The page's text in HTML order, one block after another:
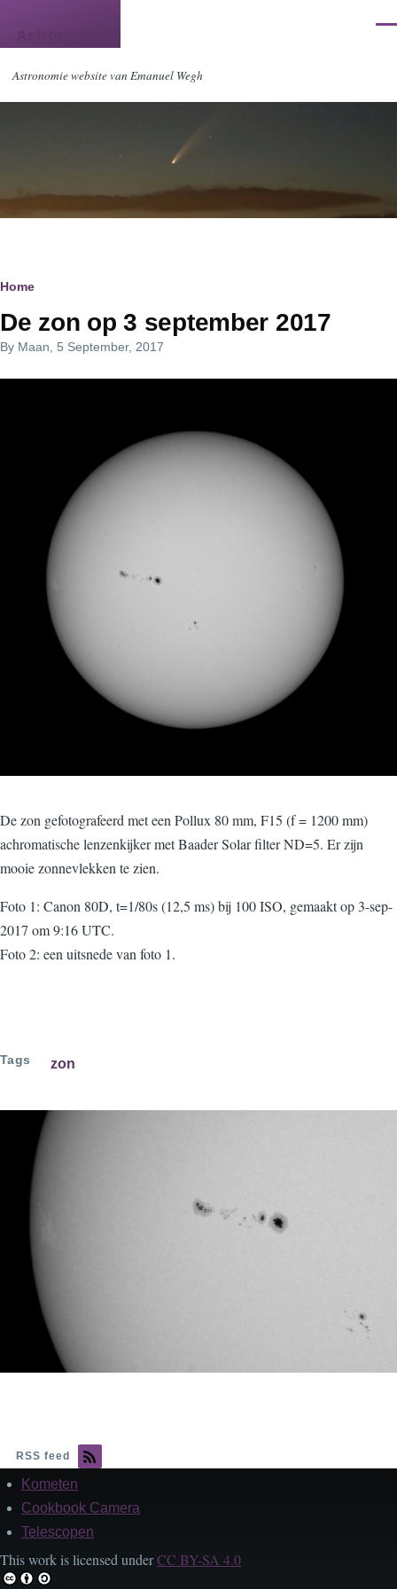
Astronomie website van Emanuel Wegh
Breadcrumb
Home
De zon op 3 september 2017
By Maan, 5 September, 2017
De zon gefotografeerd met een Pollux 80 mm, F15 (f = 1200 mm)
achromatische lenzenkijker met Baader Solar filter ND=5. Er zijn
mooie zonnevlekken te zien.
Foto 1: Canon 80D, t=1/80s (12,5 ms) bij 100 ISO, gemaakt op 3-sep-
2017 om 9:16 UTC.
Foto 2: een uitsnede van foto 1.
Tags zon
RSS feed
FooterKometen
Cookbook Camera
Telescopen
This work is licensed underCC BY-SA 4.0